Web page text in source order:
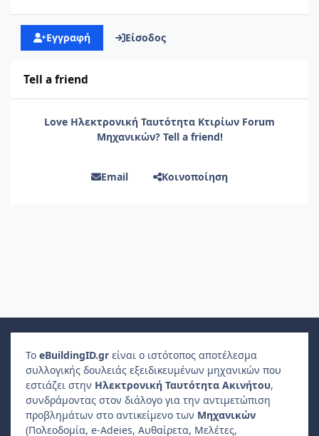
Εγγραφή Είσοδος
Tell a friend
Love Ηλεκτρονική Ταυτότητα Κτιρίων Forum
Μηχανικών? Tell a friend!
Email Κοινοποίηση
Το eBuildingID.gr είναι ο ιστότοπος αποτέλεσμα
συλλογικής δουλειάς εξειδικευμένων μηχανικών που
εστιάζει στην Ηλεκτρονική Ταυτότητα Ακινήτου,
συνδράμοντας στον διάλογο για την αντιμετώπιση
προβλημάτων στο αντικείμενο των Μηχανικών
(Πολεοδομία, e-Adeies, Αυθαίρετα, Μελέτες,